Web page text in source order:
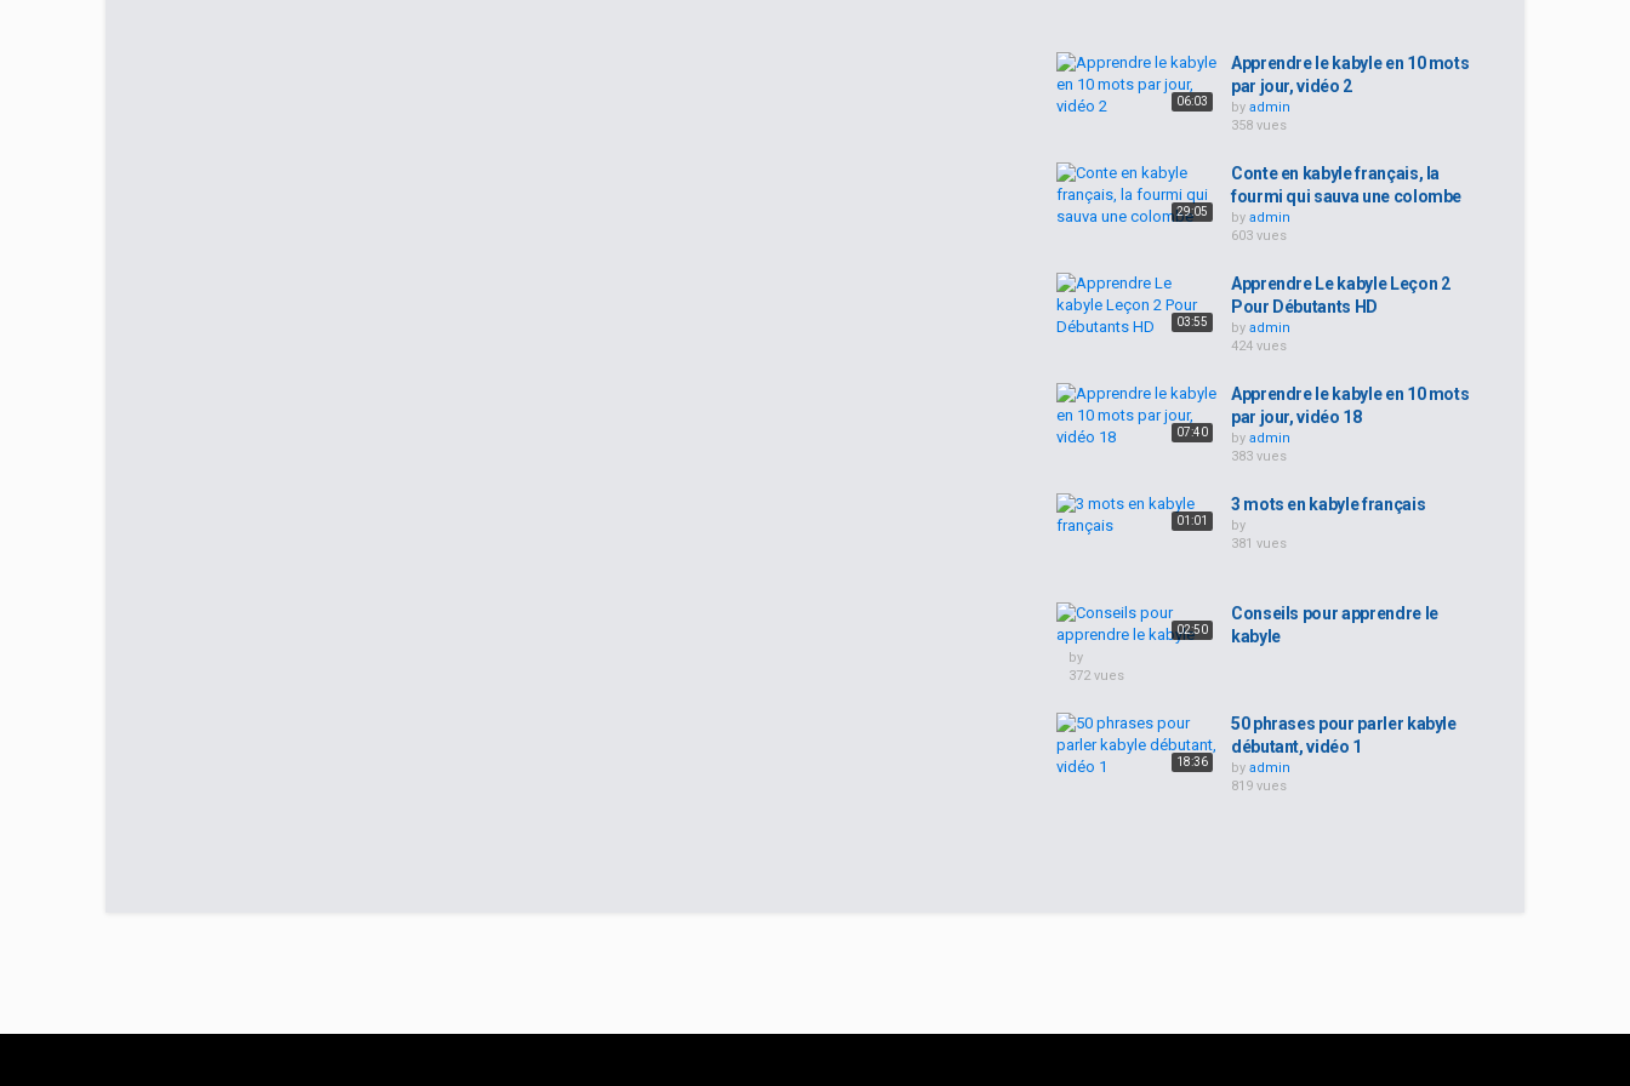
06:03
Apprendre le kabyle en 10 mots
par jour, vidéo 2
by admin
358 vues
29:05
Conte en kabyle français, la
fourmi qui sauva une colombe
by admin
603 vues
03:55
Apprendre Le kabyle Leçon 2
Pour Débutants HD
by admin
424 vues
07:40
Apprendre le kabyle en 10 mots
par jour, vidéo 18
by admin
383 vues
01:01
3 mots en kabyle français
by
381 vues
02:50
Conseils pour apprendre le
kabyle
by
372 vues
18:36
50 phrases pour parler kabyle
débutant, vidéo 1
by admin
819 vues